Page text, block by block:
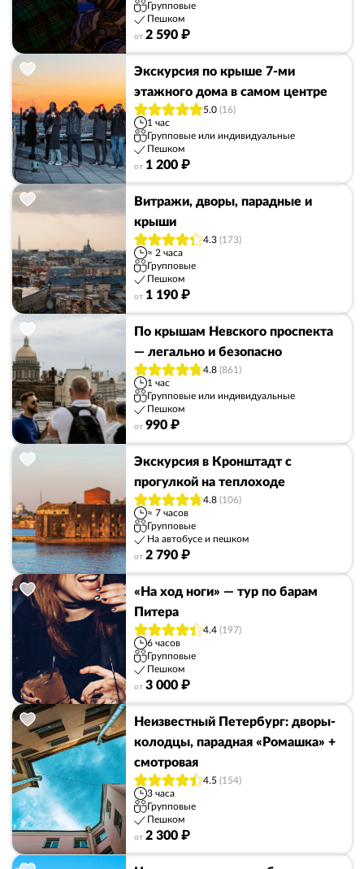
Групповые
Пешком
от 2 590 ₽
Экскурсия по крыше 7-ми
этажного дома в самом центре
5.0 (16)
1 час
Групповые или индивидуальные
Пешком
от 1 200 ₽
Витражи, дворы, парадные и
крыши
4.3 (173)
≈ 2 часа
Групповые
Пешком
от 1 190 ₽
По крышам Невского проспекта
— легально и безопасно
4.8 (861)
1 час
Групповые или индивидуальные
Пешком
от 990 ₽
Экскурсия в Кронштадт с
прогулкой на теплоходе
4.8 (106)
≈ 7 часов
Групповые
На автобусе и пешком
от 2 790 ₽
«На ход ноги» — тур по барам
Питера
4.4 (197)
6 часов
Групповые
Пешком
от 3 000 ₽
Неизвестный Петербург: дворы-
колодцы, парадная «Ромашка» +
смотровая
4.5 (154)
3 часа
Групповые
Пешком
от 2 300 ₽